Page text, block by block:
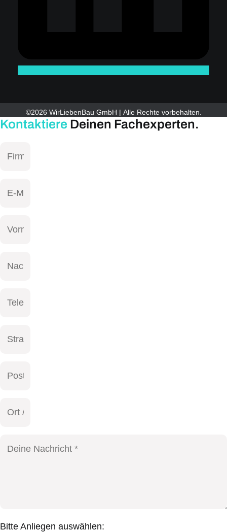
©2026 WirLiebenBau GmbH | Alle Rechte vorbehalten.
Kontaktiere Deinen Fachexperten.
Bitte Anliegen auswählen: